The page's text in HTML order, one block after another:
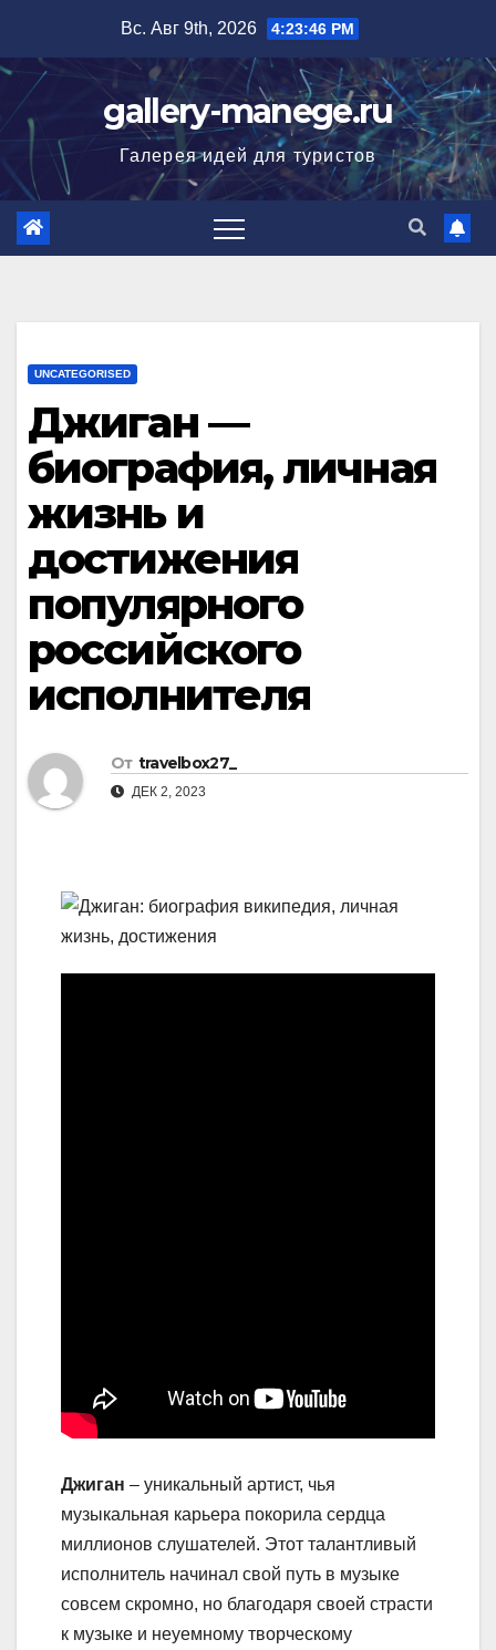
содержимому
Вс. Авг 9th, 2026 4:23:47 PM
gallery-manege.ru
Галерея идей для туристов
UNCATEGORISED
Джиган —
биография, личная
жизнь и
достижения
популярного
российского
исполнителя
От travelbox27_
ДЕК 2, 2023
Джиган – уникальный артист, чья
музыкальная карьера покорила сердца
миллионов слушателей. Этот талантливый
исполнитель начинал свой путь в музыке
совсем скромно, но благодаря своей страсти
к музыке и неуемному творческому